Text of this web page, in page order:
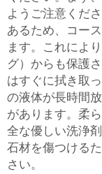
ようご注意くだ
あるため、コー
ます。これによ
グ）からも保護
はすぐに拭き取
の液体が長時間
があります。柔
全な優しい洗浄
石材を傷つける
さい。